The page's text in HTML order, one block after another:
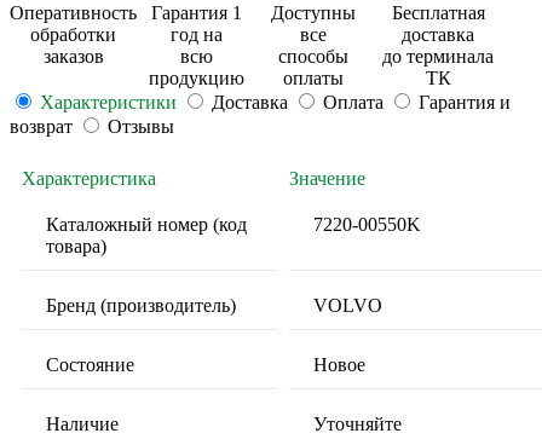
Оперативность
обработки
заказов
Гарантия 1
год на
всю
продукцию
Доступны
все
способы
оплаты
Бесплатная
доставка
до терминала
ТК
Характеристики
Доставка Оплата
Гарантия и
возврат
Отзывы
Характеристика Значение
Каталожный номер (код
товара)
7220-00550K
Бренд (производитель) VOLVO
Состояние Новое
Наличие Уточняйте